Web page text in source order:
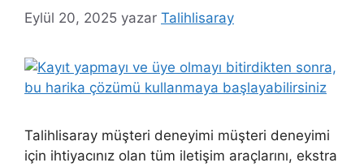
Eylül 20, 2025 yazar Talihlisaray
Talihlisaray müşteri deneyimi müşteri deneyimi
için ihtiyacınız olan tüm iletişim araçlarını, ekstra